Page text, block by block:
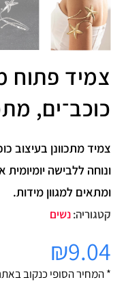
צמיד פתוח
כוכב־ים,
צמיד מתכוונן בעיצוב
ונוחה ללבישה
ומתאים למגוון מידות.
קטגוריה:נשים
₪9.04
* המחיר הסופי כנקוב